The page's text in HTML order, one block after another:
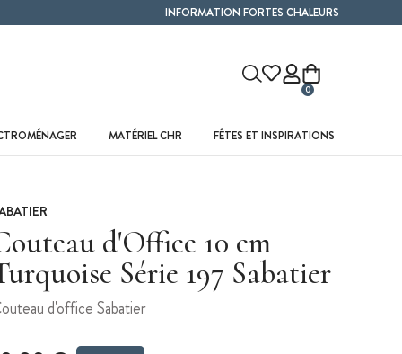
INFORMATION FORTES CHALEURS
0
MATÉRIEL CHR FÊTES ET INSPIRATIONS
d'Office 10 cm
Série 197 Sabatier
d'office Sabatier